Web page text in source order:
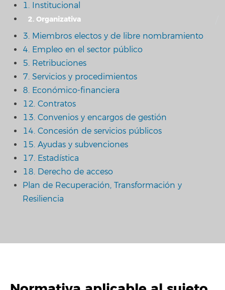
1. Institucional
2. Organizativa
3. Miembros electos y de libre nombramiento
4. Empleo en el sector público
5. Retribuciones
7. Servicios y procedimientos
8. Económico-financiera
12. Contratos
13. Convenios y encargos de gestión
14. Concesión de servicios públicos
15. Ayudas y subvenciones
17. Estadística
18. Derecho de acceso
Plan de Recuperación, Transformación y
Resiliencia